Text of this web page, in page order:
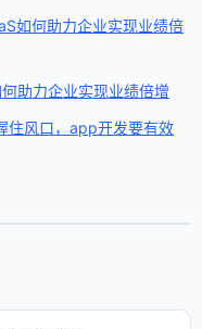
如何助力企业实现业绩倍
助力企业实现业绩倍增
住风口，app开发要有效